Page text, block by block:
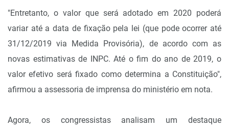
"Entretanto, o valor que será adotado em 2020 poderá
variar até a data de fixação pela lei (que pode ocorrer até
31/12/2019 via Medida Provisória), de acordo com as
novas estimativas de INPC. Até o fim do ano de 2019, o
valor efetivo será fixado como determina a Constituição",
afirmou a assessoria de imprensa do ministério em nota.
Agora, os congressistas analisam um destaque